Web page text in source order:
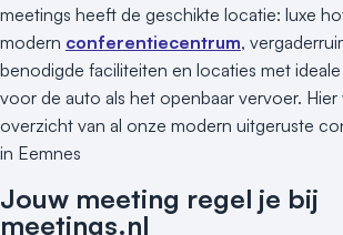
meetings heeft de geschikte locatie: luxe
modern conferentiecentrum,
benodigde faciliteiten en locaties met
voor de auto als het openbaar vervoer. Hier
overzicht van al onze modern uitgeruste
in Eemnes
Jouw meeting regel je bij
meetings.nl